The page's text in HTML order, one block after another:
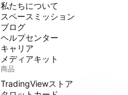
私たちについて
スペースミッション
ブログ
ヘルプセンター
キャリア
メディアキット
商品
TradingViewストア